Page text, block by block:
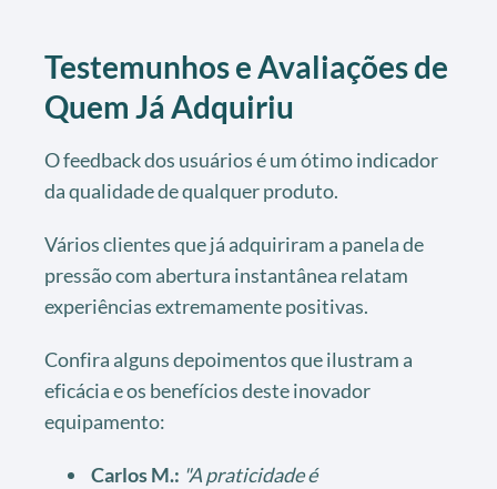
Testemunhos e Avaliações de
Quem Já Adquiriu
O feedback dos usuários é um ótimo indicador
da qualidade de qualquer produto.
Vários clientes que já adquiriram a panela de
pressão com abertura instantânea relatam
experiências extremamente positivas.
Confira alguns depoimentos que ilustram a
eficácia e os benefícios deste inovador
equipamento:
Carlos M.: "A praticidade é